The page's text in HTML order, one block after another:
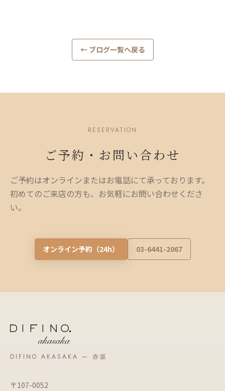
← ブログ一覧へ戻る
RESERVATION
ご予約・お問い合わせ
ご予約はオンラインまたはお電話にて承っております。
初めてのご来店の方も、お気軽にお問い合わせくださ
い。
オンライン予約（24h） 03-6441-2067
DIFINO AKASAKA — 赤坂
〒107-0052